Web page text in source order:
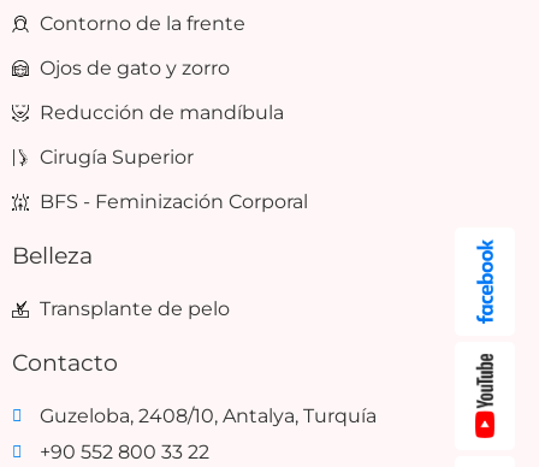
Contorno de la frente
Ojos de gato y zorro
Reducción de mandíbula
Cirugía Superior
BFS - Feminización Corporal
Belleza
Transplante de pelo
Contacto
Guzeloba, 2408/10, Antalya, Turquía
+90 552 800 33 22